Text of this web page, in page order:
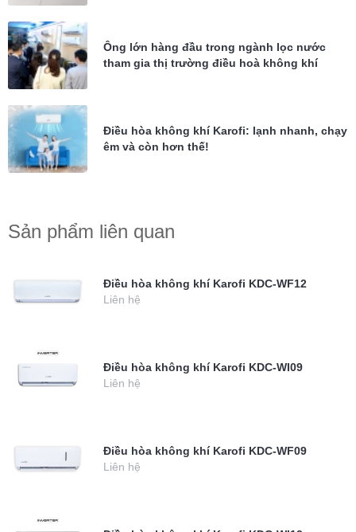
Ông lớn hàng đầu trong ngành lọc nước
tham gia thị trường điều hoà không khí
Điều hòa không khí Karofi: lạnh nhanh, chạy
êm và còn hơn thế!
Sản phẩm liên quan
Điều hòa không khí Karofi KDC-WF12
Liên hệ
Điều hòa không khí Karofi KDC-WI09
Liên hệ
Điều hòa không khí Karofi KDC-WF09
Liên hệ